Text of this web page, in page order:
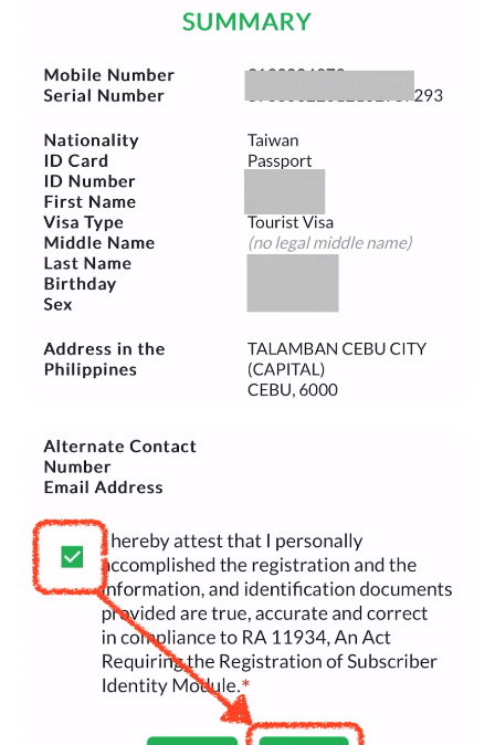
Step 5：確認填寫好的資料
全部欄位填寫完畢後會來到以下畫面，確認過資料填寫
無誤就可以按下「NEXT」送出。